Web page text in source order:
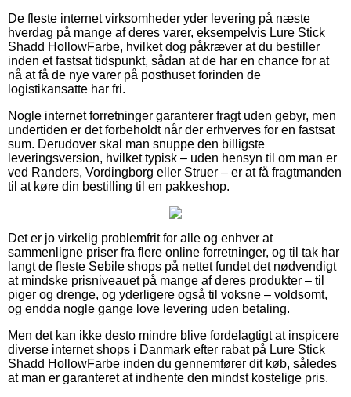
De fleste internet virksomheder yder levering på næste
hverdag på mange af deres varer, eksempelvis Lure Stick
Shadd HollowFarbe, hvilket dog påkræver at du bestiller
inden et fastsat tidspunkt, sådan at de har en chance for at
nå at få de nye varer på posthuset forinden de
logistikansatte har fri.
Nogle internet forretninger garanterer fragt uden gebyr, men
undertiden er det forbeholdt når der erhverves for en fastsat
sum. Derudover skal man snuppe den billigste
leveringsversion, hvilket typisk – uden hensyn til om man er
ved Randers, Vordingborg eller Struer – er at få fragtmanden
til at køre din bestilling til en pakkeshop.
Det er jo virkelig problemfrit for alle og enhver at
sammenligne priser fra flere online forretninger, og til tak har
langt de fleste Sebile shops på nettet fundet det nødvendigt
at mindske prisniveauet på mange af deres produkter – til
piger og drenge, og yderligere også til voksne – voldsomt,
og endda nogle gange love levering uden betaling.
Men det kan ikke desto mindre blive fordelagtigt at inspicere
diverse internet shops i Danmark efter rabat på Lure Stick
Shadd HollowFarbe inden du gennemfører dit køb, således
at man er garanteret at indhente den mindst kostelige pris.